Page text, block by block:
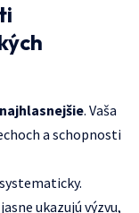
. Vaša
a schopnosti
ukazujú výzvu,